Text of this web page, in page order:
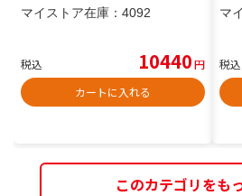
マイストア在庫： 4092
税込 10440円
カートに入れる
マ
税込
このカテゴリをも